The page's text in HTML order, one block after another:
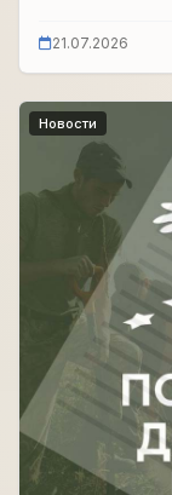
21.07.2026
Новости